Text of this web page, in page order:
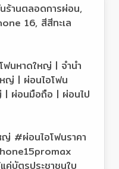
ร้านตลอดการผ่อน,
16, สีสีทะเล
ฟนหาดใหญ่ | จำนำ
ญ่ | ผ่อนไอโฟน
| ผ่อนมือถือ | ผ่อนไป
#ผ่อนไอโฟนราคา
บัตรประชาชนใบ